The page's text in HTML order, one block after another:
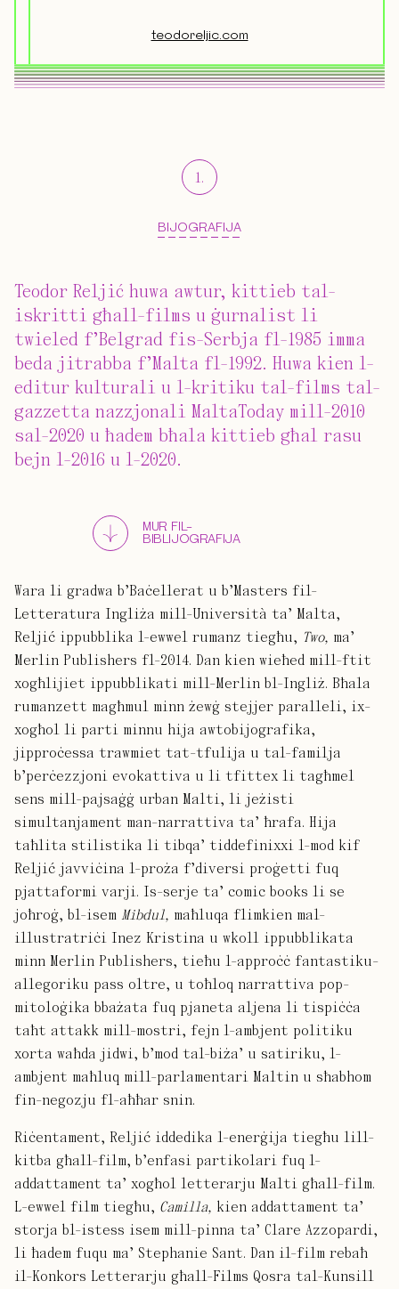
teodoreljic.com
1.
BIJOGRAFIJA
Teodor Reljić huwa awtur, kittieb tal-
iskritti għall-films u ġurnalist li
twieled f’Belgrad fis-Serbja fl-1985 imma
beda jitrabba f’Malta fl-1992. Huwa kien l-
editur kulturali u l-kritiku tal-films tal-
gazzetta nazzjonali MaltaToday mill-2010
sal-2020 u ħadem bħala kittieb għal rasu
bejn l-2016 u l-2020.
MUR FIL-
BIBLIJOGRAFIJA
Wara li gradwa b’Baċellerat u b’Masters fil-
Letteratura Ingliża mill-Università ta’ Malta,
Reljić ippubblika l-ewwel rumanz tiegħu, Two, ma’
Merlin Publishers fl-2014. Dan kien wieħed mill-ftit
xogħlijiet ippubblikati mill-Merlin bl-Ingliż. Bħala
rumanzett magħmul minn żewġ stejjer paralleli, ix-
xogħol li parti minnu hija awtobijografika,
jipproċessa trawmiet tat-tfulija u tal-familja
b’perċezzjoni evokattiva u li tfittex li tagħmel
sens mill-pajsaġġ urban Malti, li jeżisti
simultanjament man-narrattiva ta’ ħrafa. Hija
taħlita stilistika li tibqa’ tiddefinixxi l-mod kif
Reljić javviċina l-proża f’diversi proġetti fuq
pjattaformi varji. Is-serje ta’ comic books li se
joħroġ, bl-isem Mibdul, maħluqa flimkien mal-
illustratriċi Inez Kristina u wkoll ippubblikata
minn Merlin Publishers, tieħu l-approċċ fantastiku-
allegoriku pass oltre, u toħloq narrattiva pop-
mitoloġika bbażata fuq pjaneta aljena li tispiċċa
taħt attakk mill-mostri, fejn l-ambjent politiku
xorta waħda jidwi, b’mod tal-biża’ u satiriku, l-
ambjent maħluq mill-parlamentari Maltin u sħabhom
fin-negozju fl-aħħar snin.
Riċentament, Reljić iddedika l-enerġija tiegħu lill-
kitba għall-film, b’enfasi partikolari fuq l-
addattament ta’ xogħol letterarju Malti għall-film.
L-ewwel film tiegħu, Camilla, kien addattament ta’
storja bl-istess isem mill-pinna ta’ Clare Azzopardi,
li ħadem fuqu ma’ Stephanie Sant. Dan il-film rebaħ
il-Konkors Letterarju għall-Films Qosra tal-Kunsill